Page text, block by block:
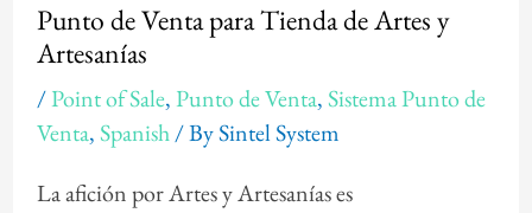
Punto de Venta para Tienda de Artes y
Artesanías
/Point of Sale,Punto de Venta,Sistema Punto de
Venta,Spanish/ BySintel System
La afición por Artes y Artesanías es